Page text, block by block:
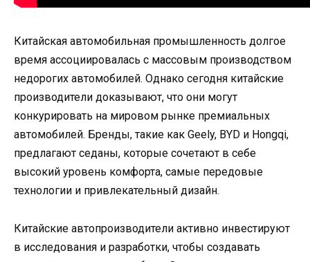
Китайская автомобильная промышленность долгое
время ассоциировалась с массовым производством
недорогих автомобилей. Однако сегодня китайские
производители доказывают, что они могут
конкурировать на мировом рынке премиальных
автомобилей. Бренды, такие как Geely, BYD и Hongqi,
предлагают седаны, которые сочетают в себе
высокий уровень комфорта, самые передовые
технологии и привлекательный дизайн.
Китайские автопроизводители активно инвестируют
в исследования и разработки, чтобы создавать